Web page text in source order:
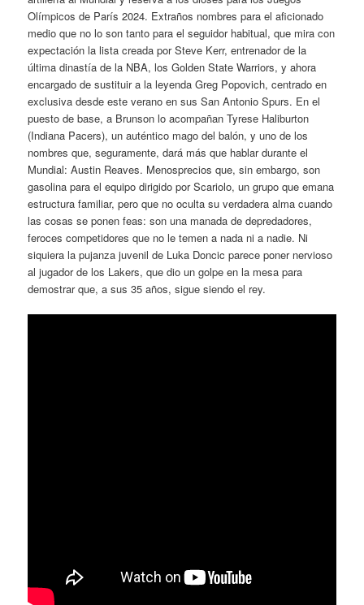
Olímpicos de París 2024. Extraños nombres para el aficionado
medio que no lo son tanto para el seguidor habitual, que mira con
expectación la lista creada por Steve Kerr, entrenador de la
última dinastía de la NBA, los Golden State Warriors, y ahora
encargado de sustituir a la leyenda Greg Popovich, centrado en
exclusiva desde este verano en sus San Antonio Spurs. En el
puesto de base, a Brunson lo acompañan Tyrese Haliburton
(Indiana Pacers), un auténtico mago del balón, y uno de los
nombres que, seguramente, dará más que hablar durante el
Mundial: Austin Reaves. Menosprecios que, sin embargo, son
gasolina para el equipo dirigido por Scariolo, un grupo que emana
estructura familiar, pero que no oculta su verdadera alma cuando
las cosas se ponen feas: son una manada de depredadores,
feroces competidores que no le temen a nada ni a nadie. Ni
siquiera la pujanza juvenil de Luka Doncic parece poner nervioso
al jugador de los Lakers, que dio un golpe en la mesa para
demostrar que, a sus 35 años, sigue siendo el rey.